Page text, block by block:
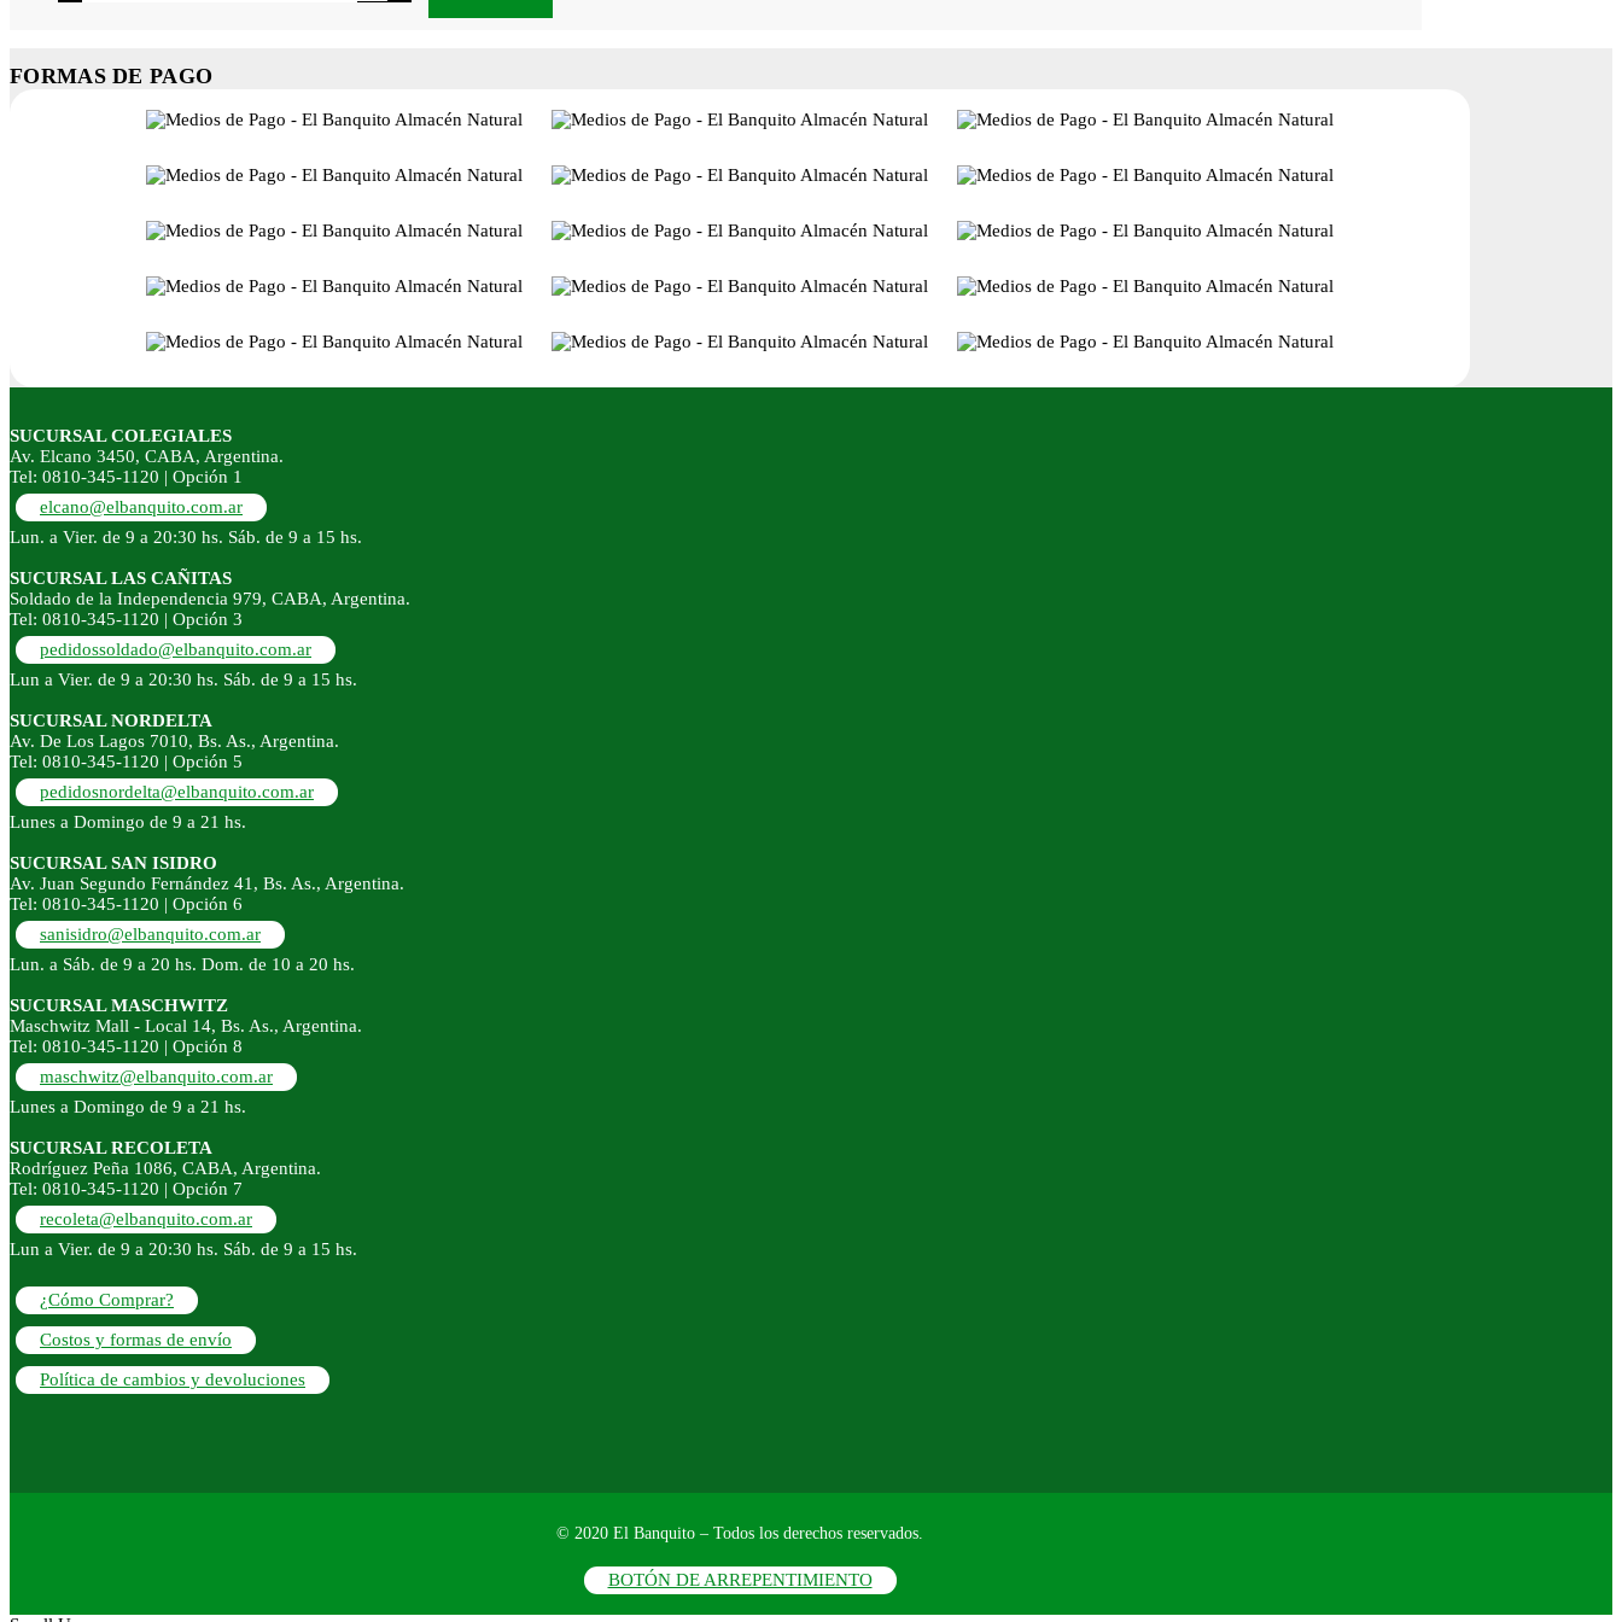
FORMAS DE PAGO
SUCURSAL COLEGIALES
Av. Elcano 3450, CABA, Argentina.
Tel: 0810-345-1120 | Opción 1
elcano@elbanquito.com.ar
Lun. a Vier. de 9 a 20:30 hs. Sáb. de 9 a 15 hs.
SUCURSAL LAS CAÑITAS
Soldado de la Independencia 979, CABA, Argentina.
Tel: 0810-345-1120 | Opción 3
pedidossoldado@elbanquito.com.ar
Lun a Vier. de 9 a 20:30 hs. Sáb. de 9 a 15 hs.
SUCURSAL NORDELTA
Av. De Los Lagos 7010, Bs. As., Argentina.
Tel: 0810-345-1120 | Opción 5
pedidosnordelta@elbanquito.com.ar
Lunes a Domingo de 9 a 21 hs.
SUCURSAL SAN ISIDRO
Av. Juan Segundo Fernández 41, Bs. As., Argentina.
Tel: 0810-345-1120 | Opción 6
sanisidro@elbanquito.com.ar
Lun. a Sáb. de 9 a 20 hs. Dom. de 10 a 20 hs.
SUCURSAL MASCHWITZ
Maschwitz Mall - Local 14, Bs. As., Argentina.
Tel: 0810-345-1120 | Opción 8
maschwitz@elbanquito.com.ar
Lunes a Domingo de 9 a 21 hs.
SUCURSAL RECOLETA
Rodríguez Peña 1086, CABA, Argentina.
Tel: 0810-345-1120 | Opción 7
recoleta@elbanquito.com.ar
Lun a Vier. de 9 a 20:30 hs. Sáb. de 9 a 15 hs.
¿Cómo Comprar?
Costos y formas de envío
Política de cambios y devoluciones
© 2020 El Banquito – Todos los derechos reservados.
BOTÓN DE ARREPENTIMIENTO